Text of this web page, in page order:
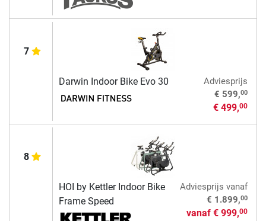
7
Darwin Indoor Bike Evo 30
Adviesprijs
€ 599,00
€ 499,00
8
HOI by Kettler Indoor Bike
Frame Speed
Adviesprijs vanaf
€ 1.899,00
vanaf € 999,00